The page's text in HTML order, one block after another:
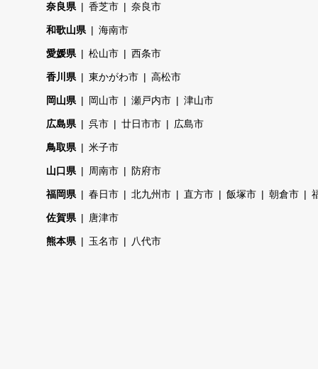
奈良県 香芝市 奈良市
和歌山県 海南市
愛媛県 松山市 西条市
香川県 東かがわ市 高松市
岡山県 岡山市 瀬戸内市 津山市
広島県 呉市 廿日市市 広島市
鳥取県 米子市
山口県 周南市 防府市
福岡県 春日市 北九州市 直方市 飯塚市 朝倉市
佐賀県 唐津市
熊本県 玉名市 八代市